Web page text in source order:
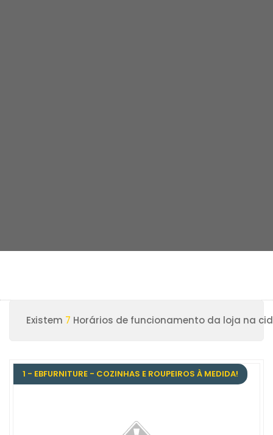
Existem 7 Horários de funcionamento da loja na
1 - EBFURNITURE - COZINHAS E ROUPEIROS À MEDIDA!